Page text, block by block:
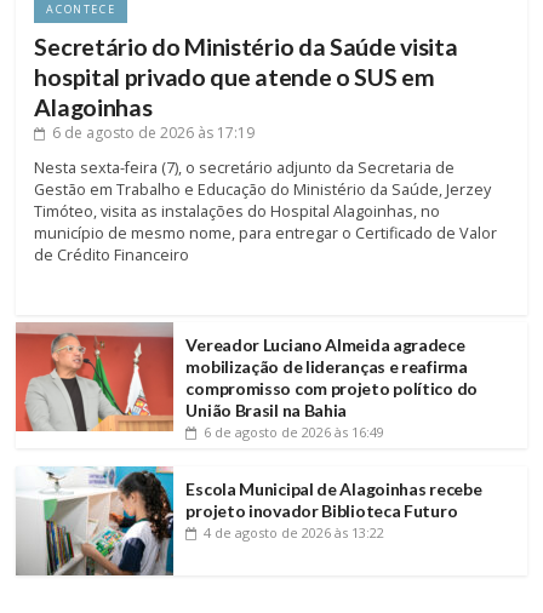
ACONTECE
Secretário do Ministério da Saúde visita
hospital privado que atende o SUS em
Alagoinhas
6 de agosto de 2026 às 17:19
Nesta sexta-feira (7), o secretário adjunto da Secretaria de
Gestão em Trabalho e Educação do Ministério da Saúde, Jerzey
Timóteo, visita as instalações do Hospital Alagoinhas, no
município de mesmo nome, para entregar o Certificado de Valor
de Crédito Financeiro
Vereador Luciano Almeida agradece
mobilização de lideranças e reafirma
compromisso com projeto político do
União Brasil na Bahia
6 de agosto de 2026 às 16:49
Escola Municipal de Alagoinhas recebe
projeto inovador Biblioteca Futuro
4 de agosto de 2026 às 13:22